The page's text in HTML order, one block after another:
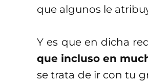
que algunos le
Y es que en dicha
que incluso en
se trata de ir con tu